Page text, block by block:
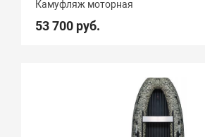
Камуфляж моторная
53 700 руб.